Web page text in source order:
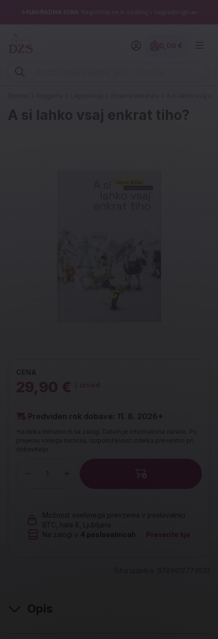
✨NAGRADNA IGRA : Registriraj se in sodeluj v nagradni igri 🚗✨
Vpišite iskalni niz (šolski zvezek, pero, kartuše ...)
A si lahko vsaj enkrat tiho?
CENA
29,90 €
Predviden rok dobave: 11. 8. 2026*
*Izdelka trenutno ni na zalogi. Datum je informativne narave. Po
prejemu vašega naročila, razpoložljivost izdelka preverimo pri
dobavitelju.
Možnost osebnega prevzema v poslovalnici
BTC, hala 8, Ljubljana
Na zalogi v
4 poslovalnicah Preverite kje
Opis